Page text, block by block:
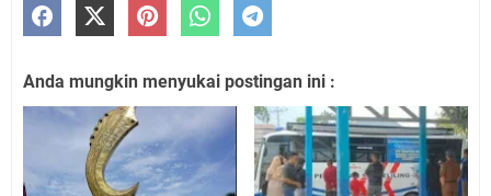
Anda mungkin menyukai postingan ini :